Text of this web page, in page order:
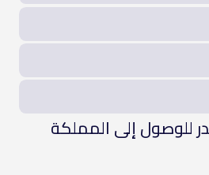
للوصول إلى المملكة